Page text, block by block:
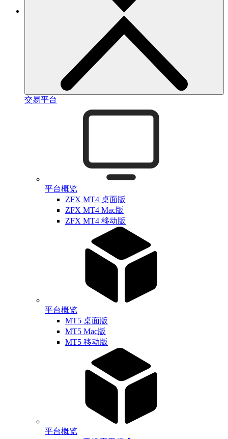
交易平台
平台概览
ZFX MT4 桌面版
ZFX MT4 Mac版
ZFX MT4 移动版
平台概览
MT5 桌面版
MT5 Mac版
MT5 移动版
平台概览